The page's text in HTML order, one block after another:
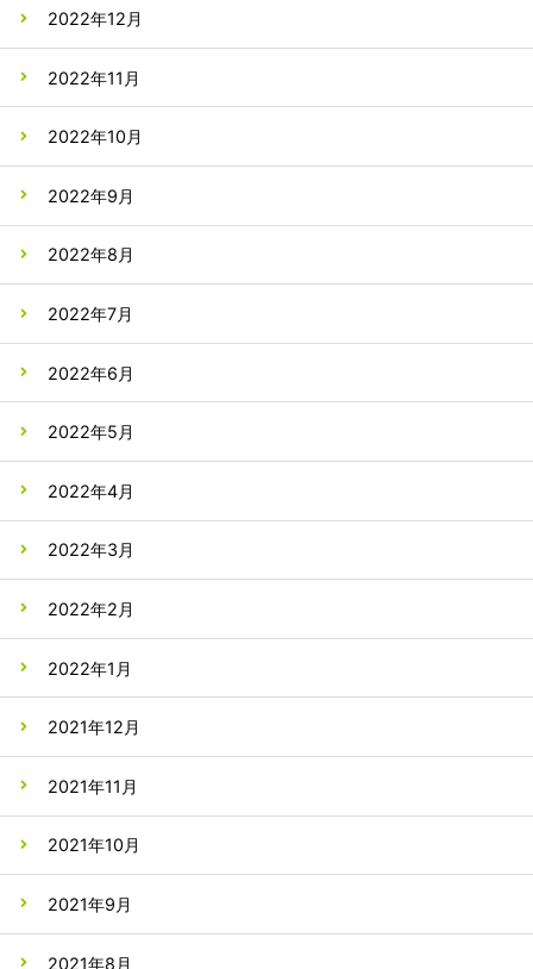
2022年12月
2022年11月
2022年10月
2022年9月
2022年8月
2022年7月
2022年6月
2022年5月
2022年4月
2022年3月
2022年2月
2022年1月
2021年12月
2021年11月
2021年10月
2021年9月
2021年8月